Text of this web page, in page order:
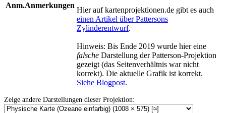
Anm.Anmerkungen
Hier auf kartenprojektionen.de gibt es auch
einen Artikel über Pattersons
Zylinderentwurf.
Hinweis: Bis Ende 2019 wurde hier eine
falsche Darstellung der Patterson-Projektion
gezeigt (das Seitenverhältnis war nicht
korrekt). Die aktuelle Grafik ist korrekt.
Siehe Blogpost.
Zeige andere Darstellungen dieser Projektion: